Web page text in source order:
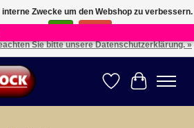
Reviews ×
ihre Sprache: DE -- Choose your language: EN ⇓ ⇒
Wunschzettel
Ihr
Zwecke um den Webshop zu verbessern.
Ordnung?
Sie bitte unsere Datenschutzerklärung. »